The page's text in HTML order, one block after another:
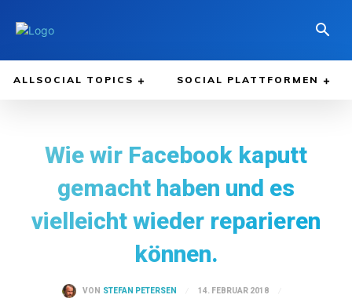
ALLSOCIAL TOPICS SOCIAL PLATTFORMEN
Wie wir Facebook kaputt
gemacht haben und es
vielleicht wieder reparieren
können.
VON STEFAN PETERSEN
14. FEBRUAR 2018